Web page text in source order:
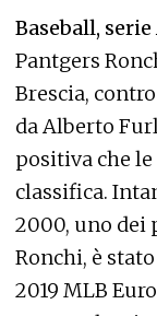
Baseball, serie
Pantgers
Brescia,
da Alberto
positiva che
classifica.
2000, uno dei
Ronchi, è
2019 MLB